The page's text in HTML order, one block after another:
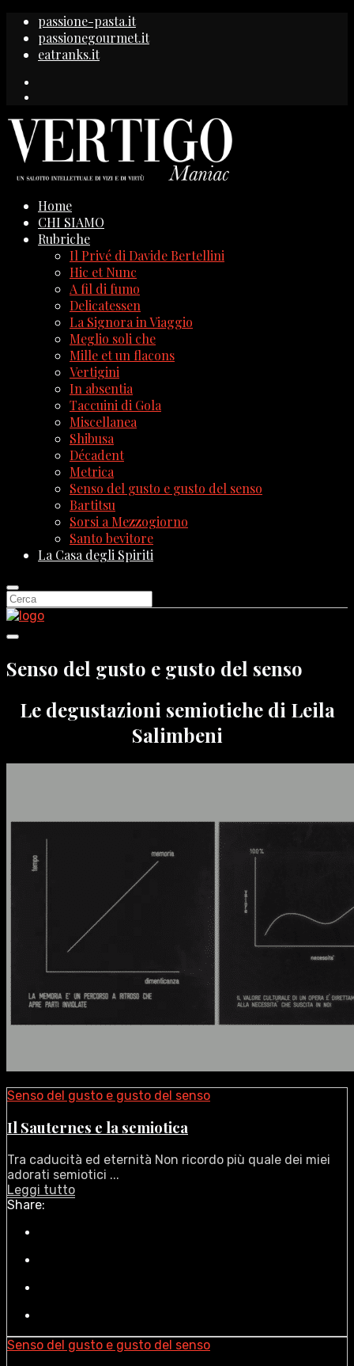
passione-pasta.it
passionegourmet.it
eatranks.it
Home
CHI SIAMO
Rubriche
Il Privé di Davide Bertellini
Hic et Nunc
A fil di fumo
Delicatessen
La Signora in Viaggio
Meglio soli che
Mille et un flacons
Vertigini
In absentia
Taccuini di Gola
Miscellanea
Shibusa
Décadent
Metrica
Senso del gusto e gusto del senso
Bartitsu
Sorsi a Mezzogiorno
Santo bevitore
La Casa degli Spiriti
Senso del gusto e gusto del senso
Le degustazioni semiotiche di Leila
Salimbeni
Senso del gusto e gusto del senso
Il Sauternes e la semiotica
Tra caducità ed eternità Non ricordo più quale dei miei
adorati semiotici ...
Leggi tutto
Share:
Senso del gusto e gusto del senso